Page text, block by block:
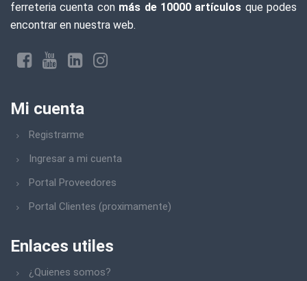
ferreteria cuenta con más de 10000 artículos que podes
encontrar en nuestra web.
Mi cuenta
Registrarme
Ingresar a mi cuenta
Portal Proveedores
Portal Clientes (proximamente)
Enlaces utiles
¿Quienes somos?